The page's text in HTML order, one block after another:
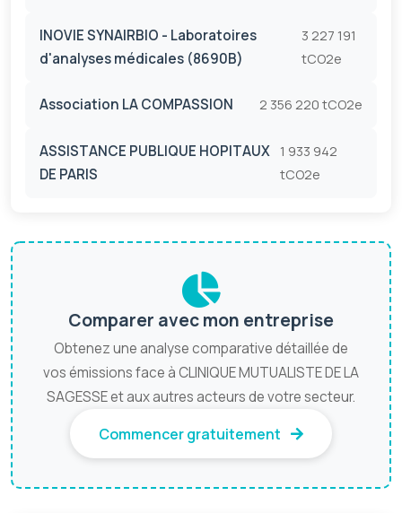
INOVIE SYNAIRBIO - Laboratoires
d'analyses médicales (8690B)
3 227 191
tCO2e
Association LA COMPASSION 2 356 220 tCO2e
ASSISTANCE PUBLIQUE HOPITAUX
DE PARIS
1 933 942
tCO2e
Comparer avec mon entreprise
Obtenez une analyse comparative détaillée de
vos émissions face à CLINIQUE MUTUALISTE DE LA
SAGESSE et aux autres acteurs de votre secteur.
Commencer gratuitement